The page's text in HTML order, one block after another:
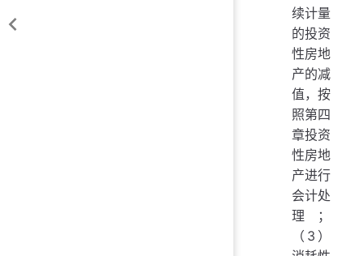
续计量
的投资
性房地
产的减
值，按
照第四
章投资
性房地
产进行
会计处
理；
（3）